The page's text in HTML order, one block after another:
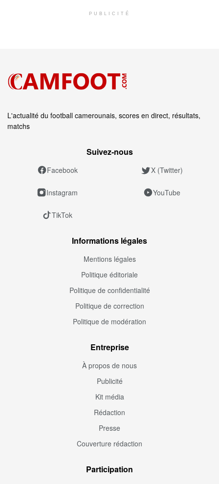
PUBLICITÉ
L'actualité du football camerounais, scores en direct, résultats,
matchs
Suivez‑nous
Facebook X (Twitter)
Instagram YouTube
TikTok
Informations légales
Mentions légales
Politique éditoriale
Politique de confidentialité
Politique de correction
Politique de modération
Entreprise
À propos de nous
Publicité
Kit média
Rédaction
Presse
Couverture rédaction
Participation